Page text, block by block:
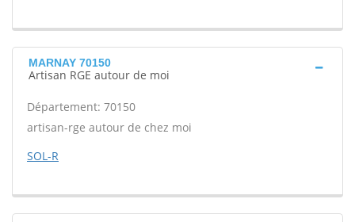
MARNAY 70150
Artisan RGE autour de moi
Département: 70150
artisan-rge autour de chez moi
SOL-R